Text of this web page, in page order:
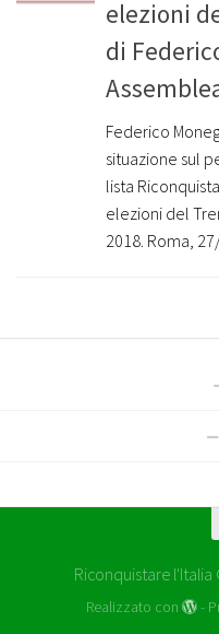
elezioni
di
Federico
situazione sul
lista
elezioni del
2018. Roma,
Riconquistare
Realizzato con -